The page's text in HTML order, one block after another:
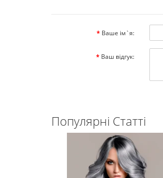
Ваше ім`я:
Ваш відгук:
Популярні Статті